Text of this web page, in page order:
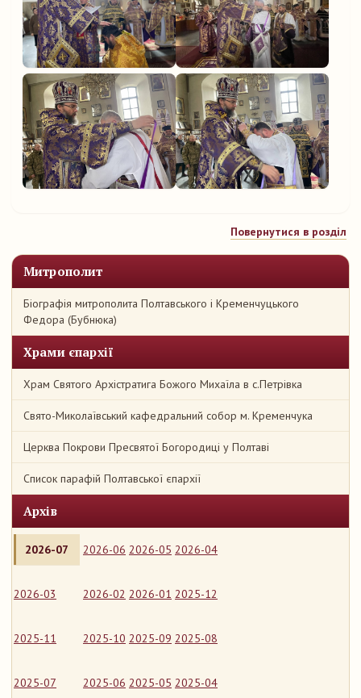
Митрополит
Біографія митрополита Полтавського і Кременчуцького
Федора (Бубнюка)
Храми єпархії
Храм Святого Архістратига Божого Михаїла в с.Петрівка
Свято-Миколаївський кафедральний собор м. Кременчука
Церква Покрови Пресвятої Богородиці у Полтаві
Список парафій Полтавської єпархії
Архів
2026-07 2026-06 2026-05 2026-04
2026-03 2026-02 2026-01 2025-12
2025-11 2025-10 2025-09 2025-08
2025-07 2025-06 2025-05 2025-04
Повернутися в розділ